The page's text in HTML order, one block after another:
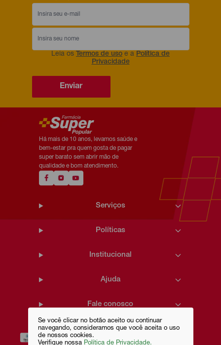
Se você clicar no botão aceito ou continuar
navegando, consideramos que você aceita o uso
de nossos cookies.
Verifique nossa Política de Privacidade.
Leia os Termos de uso e a Política de
Privacidade
Enviar
Há mais de 10 anos, levamos saúde e
bem-estar pra quem gosta de pagar
super barato sem abrir mão de
qualidade e bom atendimento.
Serviços
Políticas
Institucional
Ajuda
Fale conosco